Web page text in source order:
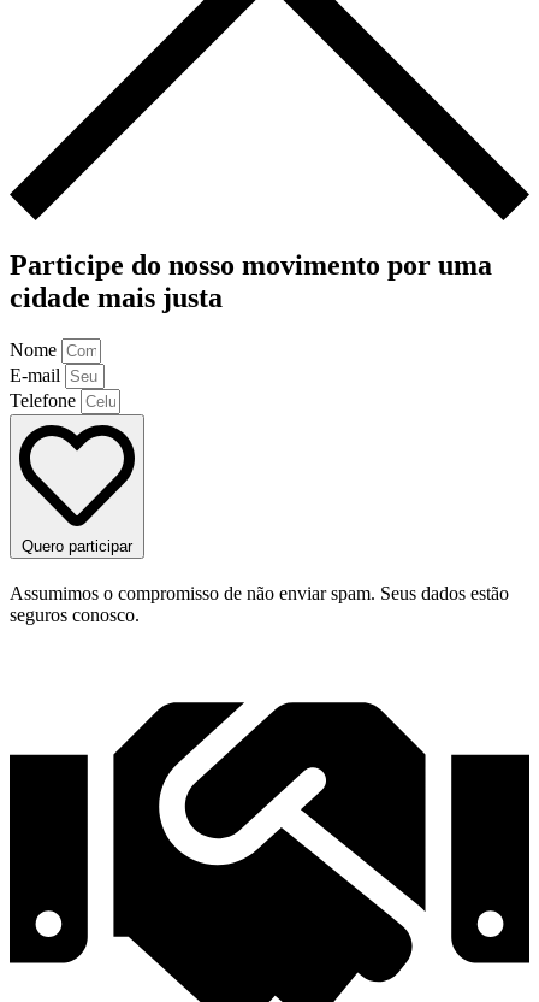
Participe do nosso movimento por uma
cidade mais justa
Nome
E-mail
Telefone
Quero participar
Assumimos o compromisso de não enviar spam. Seus dados estão
seguros conosco.